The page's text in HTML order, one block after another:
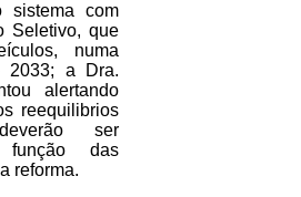
sistema com
Seletivo, que
numa
2033; a Dra.
alertando
reequilibrios
ser
função das
reforma.